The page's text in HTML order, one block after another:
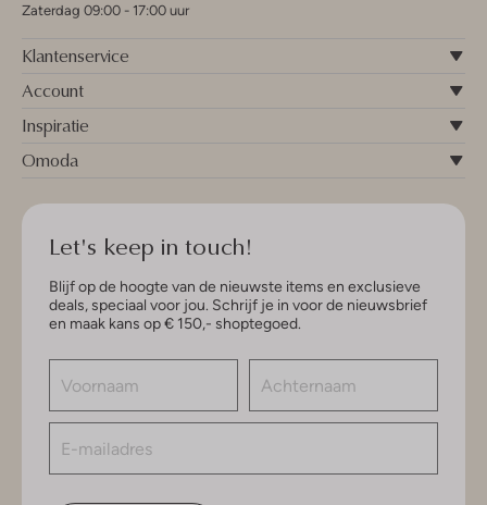
Zaterdag 09:00 - 17:00 uur
Klantenservice
Account
Inspiratie
Omoda
Let's keep in touch!
Blijf op de hoogte van de nieuwste items en exclusieve
deals, speciaal voor jou. Schrijf je in voor de nieuwsbrief
en maak kans op € 150,- shoptegoed.